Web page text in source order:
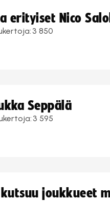
erityiset Nico
3 850
Seppälä
3 595
joukkueet